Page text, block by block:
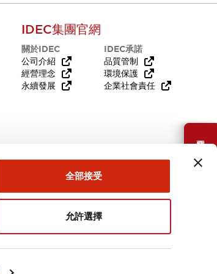
全部接受
允許選擇
需要幫助嗎？
IDEC集團官網
關於IDEC
公司介紹
經營理念
永續發展
IDEC承諾
品質管制
環境保護
企業社會責任
台灣